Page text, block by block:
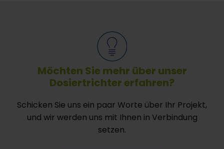
Möchten Sie mehr über unser
Dosiertrichter erfahren?
Schicken Sie uns ein paar Worte über Ihr Projekt,
und wir werden uns mit Ihnen in Verbindung
setzen.